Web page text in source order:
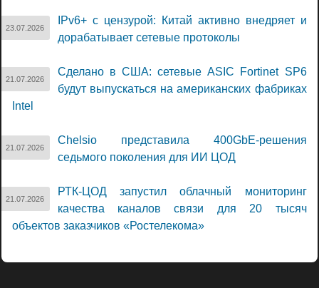
23.07.2026
IPv6+ с цензурой: Китай активно внедряет и
дорабатывает сетевые протоколы
21.07.2026
Сделано в США: сетевые ASIC Fortinet SP6
будут выпускаться на американских фабриках
Intel
21.07.2026
Chelsio представила 400GbE-решения
седьмого поколения для ИИ ЦОД
21.07.2026
РТК-ЦОД запустил облачный мониторинг
качества каналов связи для 20 тысяч
объектов заказчиков «Ростелекома»